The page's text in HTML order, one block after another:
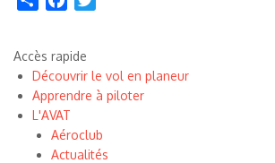
Accès rapide
Découvrir le vol en planeur
Apprendre à piloter
L'AVAT
Aéroclub
Actualités